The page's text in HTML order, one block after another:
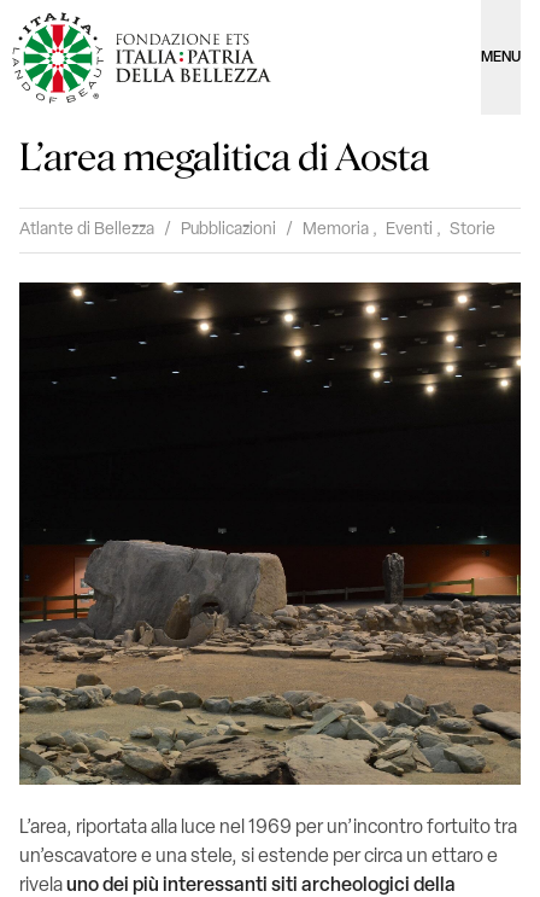
MENU
L’area megalitica di Aosta
Atlante di Bellezza / Pubblicazioni / Memoria , Eventi , Storie
L’area, riportata alla luce nel 1969 per un’incontro fortuito tra
un’escavatore e una stele, si estende per circa un ettaro e
rivelauno dei più interessanti siti archeologici della